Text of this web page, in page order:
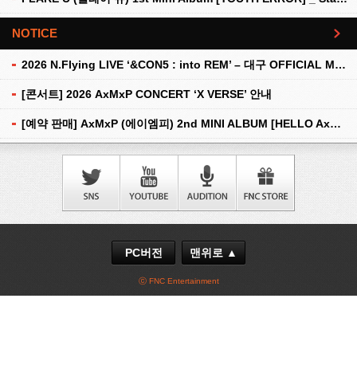
NOTICE
2026 N.Flying LIVE ‘&CON5 : into REM’ – 대구 OFFICIAL MD 현장 판매 안내
[콘서트] 2026 AxMxP CONCERT ‘X VERSE’ 안내
[예약 판매] AxMxP (에이엠피) 2nd MINI ALBUM [HELLO AxMxP] 예약 판매 안내
더보기
PC버전 맨위로 ▲
ⓒ FNC Entertainment